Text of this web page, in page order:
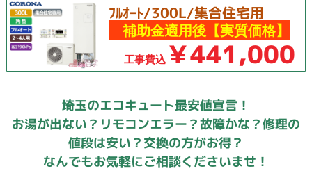
ﾌﾙｵｰﾄ/300L/集合住宅用
補助金適用後【実質価格】
工事費込 ￥441,000
埼玉のエコキュート最安値宣言！
お湯が出ない？リモコンエラー？故障かな？修理の
値段は安い？交換の方がお得？
なんでもお気軽にご相談くださいませ！